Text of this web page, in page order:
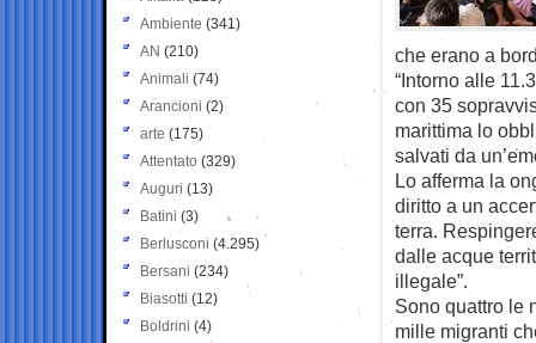
che erano a
“Intorno alle
con 35
marittima lo
salvati da
Lo afferma la
diritto a un
terra.
dalle acque
illegale”.
Sono quattro le
mille migranti
Ambiente (341)
AN (210)
Animali (74)
Arancioni (2)
arte (175)
Attentato (329)
Auguri (13)
Batini (3)
Berlusconi (4.295)
Bersani (234)
Biasotti (12)
Boldrini (4)